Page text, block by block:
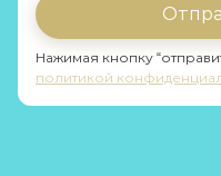
Нажимая кнопку
политикой